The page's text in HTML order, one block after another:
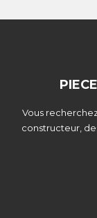
Vous
constructeur,